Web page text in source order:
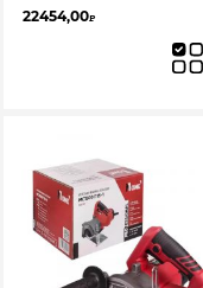
22454,00₽